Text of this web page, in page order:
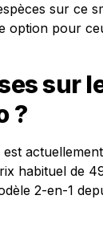
sur ce
option pour
sur
?
habituel de
2-en-1